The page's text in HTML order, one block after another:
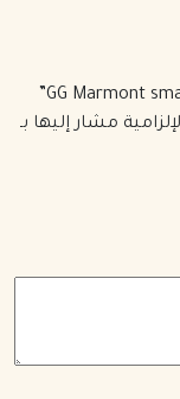
مشار إليها بـ